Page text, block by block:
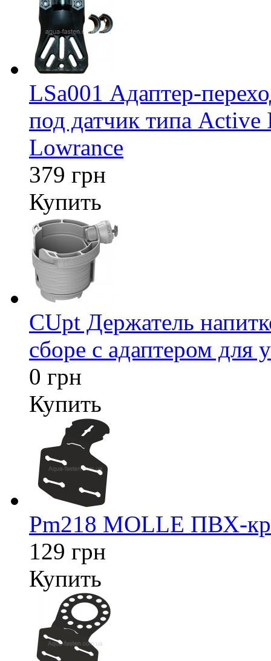
LSa001 Адаптер-
под датчик типа Active
Lowrance
379 грн
Купить
CUpt Держатель
сборе с адаптером для
0 грн
Купить
Pm218 MOLLE ПВХ-
129 грн
Купить